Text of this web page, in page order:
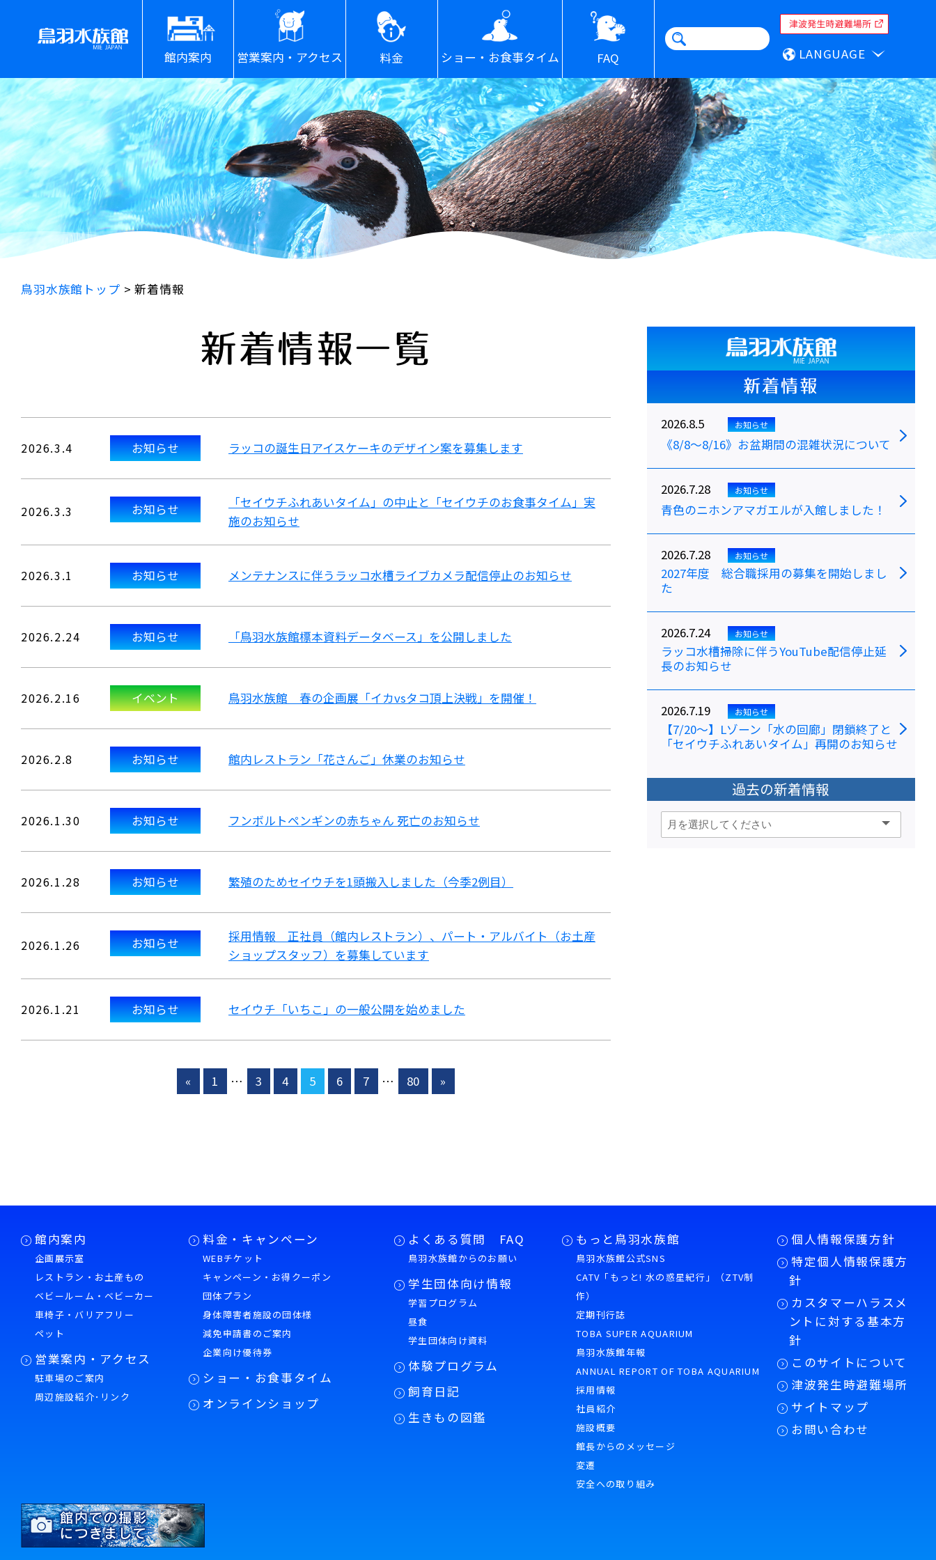
館内案内 営業案内・アクセス 料金 ショー・お食事タイム FAQ LANGUAGE
鳥羽水族館トップ >新着情報
新着情報一覧
2026.3.4 お知らせ ラッコの誕生日アイスケーキのデザイン案を募集します
2026.3.3 お知らせ
「セイウチふれあいタイム」の中止と「セイウチのお食事タイム」実
施のお知らせ
2026.3.1 お知らせ メンテナンスに伴うラッコ水槽ライブカメラ配信停止のお知らせ
2026.2.24 お知らせ 「鳥羽水族館標本資料データベース」を公開しました
2026.2.16 イベント 鳥羽水族館 春の企画展「イカvsタコ頂上決戦」を開催！
2026.2.8 お知らせ 館内レストラン「花さんご」休業のお知らせ
2026.1.30 お知らせ フンボルトペンギンの赤ちゃん 死亡のお知らせ
2026.1.28 お知らせ 繁殖のためセイウチを1頭搬入しました（今季2例目）
2026.1.26 お知らせ
採用情報 正社員（館内レストラン）、パート・アルバイト（お土産
ショップスタッフ）を募集しています
2026.1.21 お知らせ セイウチ「いちこ」の一般公開を始めました
« 1 … 3 4 5 6 7 … 80 »
新着情報
2026.8.5 お知らせ
《8/8～8/16》お盆期間の混雑状況について
2026.7.28 お知らせ
青色のニホンアマガエルが入館しました！
2026.7.28 お知らせ
2027年度 総合職採用の募集を開始しまし
た
2026.7.24 お知らせ
ラッコ水槽掃除に伴うYouTube配信停止延
長のお知らせ
2026.7.19 お知らせ
【7/20～】Lゾーン「水の回廊」閉鎖終了と
「セイウチふれあいタイム」再開のお知らせ
過去の新着情報
館内案内
企画展示室
レストラン・お土産もの
ベビールーム・ベビーカー
車椅子・バリアフリー
ペット
営業案内・アクセス
駐車場のご案内
周辺施設紹介･リンク
料金・キャンペーン
WEBチケット
キャンペーン・お得クーポン
団体プラン
身体障害者施設の団体様
減免申請書のご案内
企業向け優待券
ショー・お食事タイム
オンラインショップ
よくある質問 FAQ
鳥羽水族館からのお願い
学生団体向け情報
学習プログラム
昼食
学生団体向け資料
体験プログラム
飼育日記
生きもの図鑑
もっと鳥羽水族館
鳥羽水族館公式SNS
CATV「もっと! 水の惑星紀行」（ZTV制
作）
定期刊行誌
TOBA SUPER AQUARIUM
鳥羽水族館年報
ANNUAL REPORT OF TOBA AQUARIUM
採用情報
社員紹介
施設概要
館長からのメッセージ
変遷
安全への取り組み
個人情報保護方針
特定個人情報保護方
針
カスタマーハラスメ
ントに対する基本方
針
このサイトについて
津波発生時避難場所
サイトマップ
お問い合わせ